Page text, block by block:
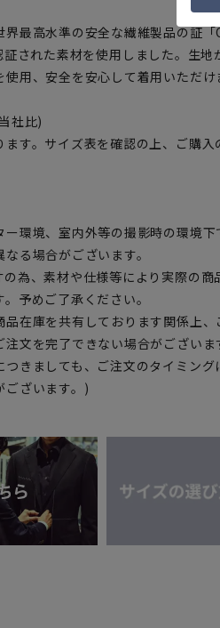
最高水準の安全な繊維製品の証「
された素材を使用しました。生地
用、安全を安心して着用いただけ
社比)
す。サイズ表を確認の上、ご購入
環境、室内外等の撮影時の環境下
る場合がございます。
為、素材や仕様等により実際の商
予めご了承ください。
在庫を共有しております関係上、
文を完了できない場合がござい
きましても、ご注文のタイミン
ございます。)